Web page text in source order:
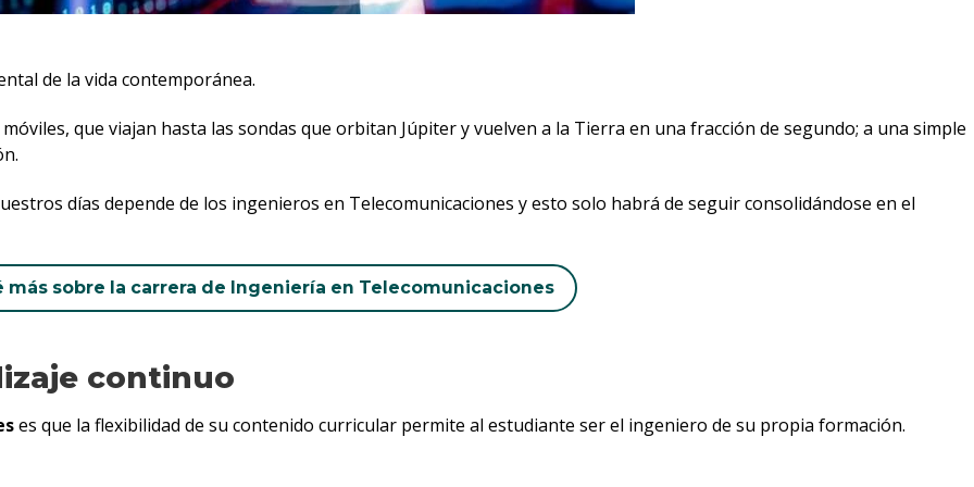
de la vida contemporánea.
que viajan hasta las sondas que orbitan Júpiter y vuelven a la Tierra en una fracción de segundo; a una simple
días depende de los ingenieros en Telecomunicaciones y esto solo habrá de seguir consolidándose en el
más sobre la carrera de Ingeniería en Telecomunicaciones
continuo
es que la flexibilidad de su contenido curricular permite al estudiante ser el ingeniero de su propia formación.